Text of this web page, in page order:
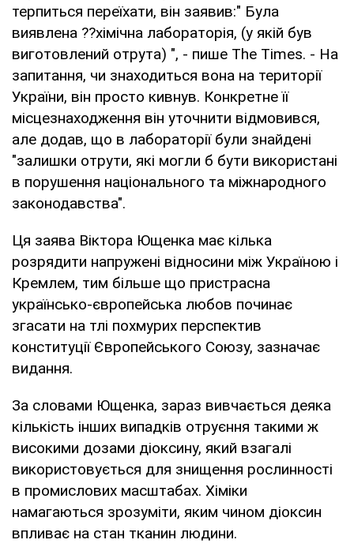
терпиться переїхати, він заявив:" Була
виявлена ??хімічна лабораторія, (у якій був
виготовлений отрута) ", - пише The Times. - На
запитання, чи знаходиться вона на території
України, він просто кивнув. Конкретне її
місцезнаходження він уточнити відмовився,
але додав, що в лабораторії були знайдені
"залишки отрути, які могли б бути використані
в порушення національного та міжнародного
законодавства".
Ця заява Віктора Ющенка має кілька
розрядити напружені відносини між Україною і
Кремлем, тим більше що пристрасна
українсько-європейська любов починає
згасати на тлі похмурих перспектив
конституції Європейського Союзу, зазначає
видання.
За словами Ющенка, зараз вивчається деяка
кількість інших випадків отруєння такими ж
високими дозами діоксину, який взагалі
використовується для знищення рослинності
в промислових масштабах. Хіміки
намагаються зрозуміти, яким чином діоксин
впливає на стан тканин людини.